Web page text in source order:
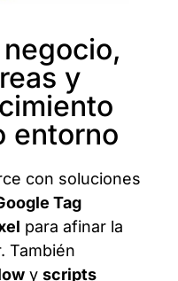
y
entorno
con soluciones
Tag
para afinar la
También
y scripts